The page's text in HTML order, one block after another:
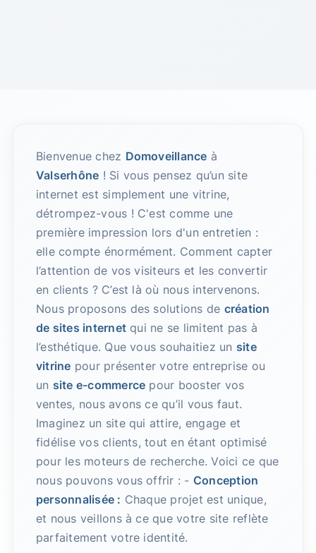
Bienvenue chez Domoveillance à
Valserhône ! Si vous pensez qu’un site
internet est simplement une vitrine,
détrompez-vous ! C'est comme une
première impression lors d'un entretien :
elle compte énormément. Comment capter
l’attention de vos visiteurs et les convertir
en clients ? C’est là où nous intervenons.
Nous proposons des solutions de création
de sites internet qui ne se limitent pas à
l’esthétique. Que vous souhaitiez un site
vitrine pour présenter votre entreprise ou
un site e-commerce pour booster vos
ventes, nous avons ce qu’il vous faut.
Imaginez un site qui attire, engage et
fidélise vos clients, tout en étant optimisé
pour les moteurs de recherche. Voici ce que
nous pouvons vous offrir : - Conception
personnalisée : Chaque projet est unique,
et nous veillons à ce que votre site reflète
parfaitement votre identité.